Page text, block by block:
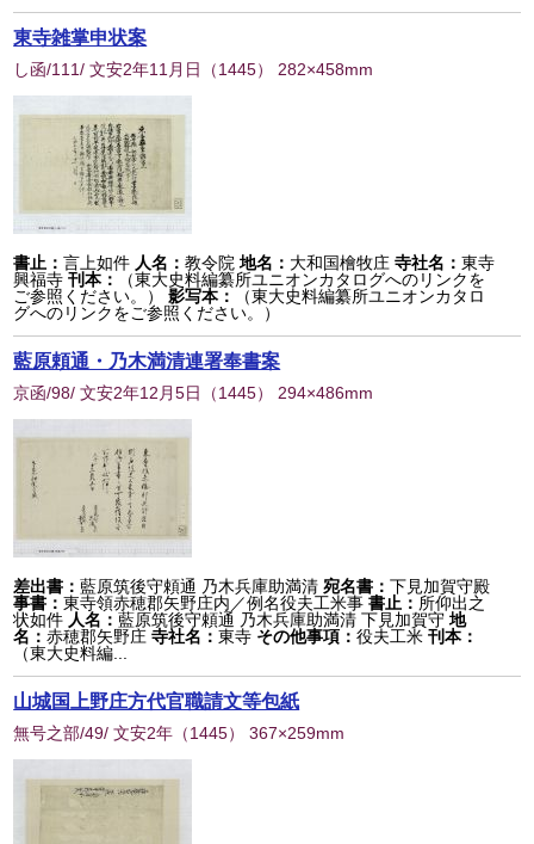
東寺雑掌申状案
し函/111/ 文安2年11月日 （1445） 282×458mm
書止：言上如件 人名：教令院 地名： 大和国檜牧庄 寺社名：東寺
興福寺 刊本：
（東大史料編纂所ユニオンカタログへのリンクを
ご参照ください。）
影写本：
（東大史料編纂所ユニオンカタロ
グへのリンクをご参照ください。）
藍原頼通・乃木満清連署奉書案
京函/98/ 文安2年12月5日 （1445） 294×486mm
差出書：藍原筑後守頼通 乃木兵庫助満清 宛名書：下見加賀守殿
事書：東寺領赤穂郡矢野庄内／例名役夫工米事書止： 所仰出之
状如件 人名：藍原筑後守頼通 乃木兵庫助満清 下見加賀守 地
名：赤穂郡矢野庄 寺社名：東寺 その他事項：役夫工米刊本：
（東大史料編...
山城国上野庄方代官職請文等包紙
無号之部/49/ 文安2年 （1445） 367×259mm